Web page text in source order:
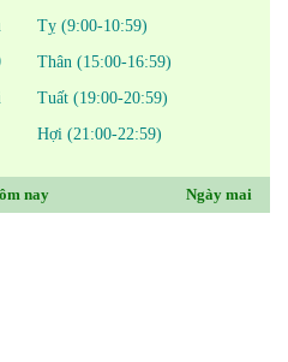
Tỵ (9:00-10:59)
Thân (15:00-16:59)
Tuất (19:00-20:59)
Hợi (21:00-22:59)
nay Ngày mai